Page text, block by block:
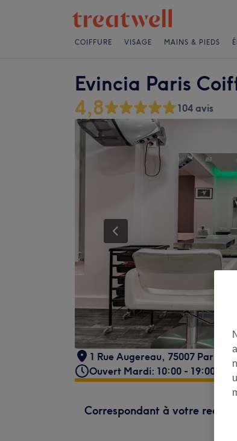
COIFFURE VISAGE MAINS & PIEDS
Evincia Paris
4,8 104 avis
1 Rue Augereau, 75007 Paris,
Ouvert Mardi: 10:00 - 19:00
Correspondant à votre